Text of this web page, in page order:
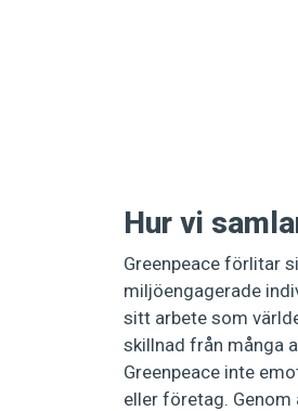
Hur vi
Greenpeace förlitar
miljöengagerade
sitt arbete som
skillnad från många
Greenpeace inte
eller företag.